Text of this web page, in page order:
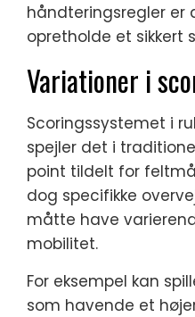
håndteringsregler er
opretholde et sikkert
Variationer i
Scoringssystemet i
spejler det i
point tildelt for
dog specifikke
måtte have
mobilitet.
For eksempel kan
som havende et